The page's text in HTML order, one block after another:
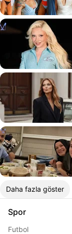
Daha fazla göster
Spor
Futbol